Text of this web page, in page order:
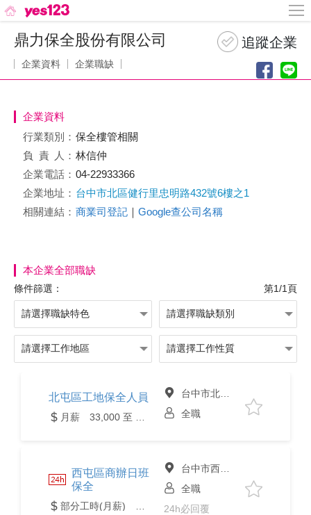
鼎力保全股份有限公司
企業資料 企業職缺
企業資料
行業類別： 保全樓管相關
負責 人： 林信仲
企業電話： 04-22933366
企業地址： 台中市北區健行里忠明路432號6樓之1
相關連結： 商業司登記 ｜ Google查公司名稱
本企業全部職缺
條件篩選： 第1/1頁
北屯區工地保全人員
台中市北屯區
全職
西屯區商辦日班
保全
台中市西屯區
全職
24h必回覆